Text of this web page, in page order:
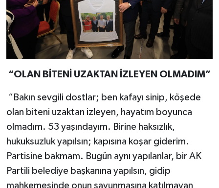
“OLAN BİTENİ UZAKTAN İZLEYEN OLMADIM”
“Bakın sevgili dostlar; ben kafayı sinip, köşede
olan biteni uzaktan izleyen, hayatım boyunca
olmadım. 53 yaşındayım. Birine haksızlık,
hukuksuzluk yapılsın; kapısına koşar giderim.
Partisine bakmam. Bugün aynı yapılanlar, bir AK
Partili belediye başkanına yapılsın, gidip
mahkemesinde onun savunmasına katılmayan